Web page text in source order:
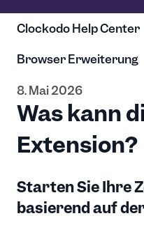
Clockodo Help Center
Browser Erweiterung
8. Mai 2026
Was kann
Extension?
Starten Sie Ihre
basierend auf